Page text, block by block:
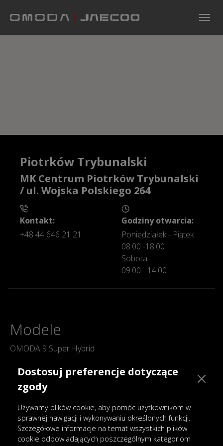
Piotrków Trybunalski
MK Centrum Piotrków Trybunalski
/ ul. Wojska Polskiego 264
Kontakt:
+48 44 646 21 21
Godziny otwarcia:
Poniedziałek - Piątek
08:00 -18:00
Sobota
09:00 - 14:00
Modele
OMODA 9 Super Hybrid
OMODA 5 Hybrid
OMODA 5
OMODA E5
JAECOO 8 Super Hybrid
JAECOO 7 Super Hybrid
Dostosuj preferencje dotyczące
zgody
Używamy plików cookie, aby pomóc użytkownikom w
sprawnej nawigacji i wykonywaniu określonych funkcji.
Szczegółowe informacje na temat wszystkich plików
cookie odpowiadających poszczególnym kategoriom